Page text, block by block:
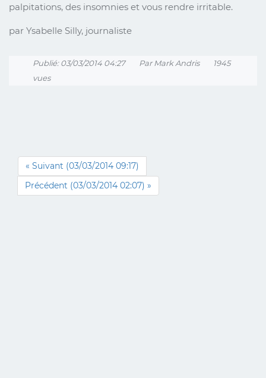
palpitations, des insomnies et vous rendre irritable.
par Ysabelle Silly, journaliste
Publié: 03/03/2014 04:27 Par Mark Andris
1945
vues
« Suivant (03/03/2014 09:17)
Précédent (03/03/2014 02:07) »